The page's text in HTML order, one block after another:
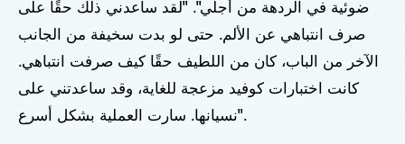
ضوئية في الردهة من أجلي". "لقد ساعدني ذلك حقًا على
صرف انتباهي عن الألم. حتى لو بدت سخيفة من الجانب
الآخر من الباب، كان من اللطيف حقًا كيف صرفت انتباهي.
كانت اختبارات كوفيد مزعجة للغاية، وقد ساعدتني على
نسيانها. سارت العملية بشكل أسرع".